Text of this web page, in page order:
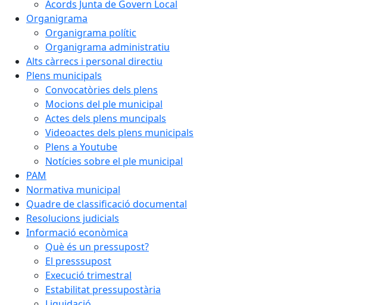
Acords Junta de Govern Local
Organigrama
Organigrama polític
Organigrama administratiu
Alts càrrecs i personal directiu
Plens municipals
Convocatòries dels plens
Mocions del ple municipal
Actes dels plens muncipals
Videoactes dels plens municipals
Plens a Youtube
Notícies sobre el ple municipal
PAM
Normativa municipal
Quadre de classificació documental
Resolucions judicials
Informació econòmica
Què és un pressupost?
El presssupost
Execució trimestral
Estabilitat pressupostària